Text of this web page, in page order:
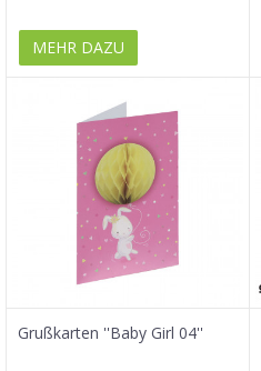
MEHR DAZU
Grußkarten ''Baby Girl 04''